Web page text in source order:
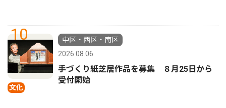
10
文化
中区・西区・南区
2026.08.06
手づくり紙芝居作品を募集 ８月25日から
受付開始